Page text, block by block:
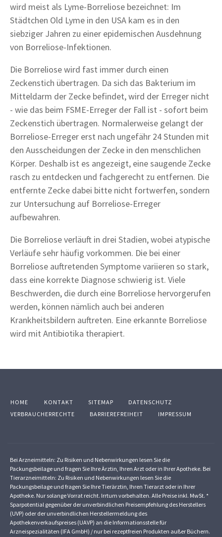
wird meist als Lyme-Borreliose bezeichnet: Im
Städtchen Old Lyme in den USA kam es in den
siebziger Jahren zu einer epidemischen Ausdehnung
von Borreliose-Infektionen.
Die Borreliose wird fast immer durch einen
Zeckenstich übertragen. Da sich das Bakterium im
Mitteldarm der Zecke befindet, wird der Erreger nicht
- wie das beim FSME-Erreger der Fall ist - sofort beim
Zeckenstich übertragen. Normalerweise gelangt der
Borreliose-Erreger erst nach ungefähr 24 Stunden mit
den Ausscheidungen der Zecke in den menschlichen
Körper. Deshalb ist es angezeigt, eine saugende Zecke
rasch zu entdecken und fachgerecht zu entfernen. Die
entfernte Zecke dabei bitte nicht fortwerfen, sondern
zur Untersuchung auf Borreliose-Erreger
aufbewahren.
Die Borreliose verläuft in drei Stadien, wobei atypische
Verläufe sehr häufig vorkommen. Die bei einer
Borreliose auftretenden Symptome variieren so stark,
dass eine korrekte Diagnose schwierig ist. Viele
Beschwerden, die durch eine Borreliose hervorgerufen
werden, können nämlich auch bei anderen
Krankheitsbildern auftreten. Eine erkannte Borreliose
wird mit Antibiotika therapiert.
HOME KONTAKT SITEMAP
DATENSCHUTZ
VERBRAUCHERRECHTE
BARRIEREFREIHEIT IMPRESSUM
Bei Arzneimitteln: Zu Risiken und Nebenwirkungen lesen Sie die
Packungsbeilage und fragen Sie Ihre Ärztin, Ihren Arzt oder in Ihrer Apotheke. Bei
Tierarzneimitteln: Zu Risiken und Nebenwirkungen lesen Sie die
Packungsbeilage und fragen Sie Ihre Tierärztin, Ihren Tierarzt oder in Ihrer
Apotheke. Nur solange Vorrat reicht. Irrtum vorbehalten. Alle Preise inkl. MwSt. *
Sparpotential gegenüber der unverbindlichen Preisempfehlung des Herstellers
(UVP) oder der unverbindlichen Herstellermeldung des
Apothekenverkaufspreises (UAVP) an die Informationsstelle für
Arzneispezialitäten (IFA GmbH) / nur bei rezeptfreien Produkten außer Büchern.